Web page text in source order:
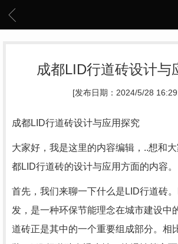
成都LID行道砖设计与
[发布日期：2024/5/28
成都LID行道砖设计与应用探究
大家好，我是这里的内容编辑，..想和
都LID行道砖的设计与应用方面的内容。
首先，我们来聊一下什么是LID行道砖
发，是一种环保节能理念在城市建设中
道砖正是其中的一个重要组成部分。相